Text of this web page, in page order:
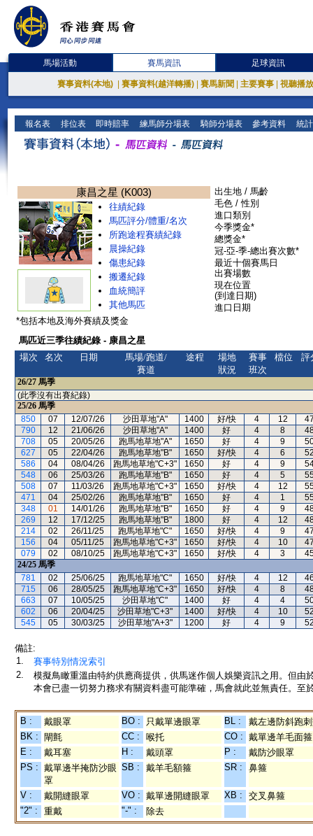
馬場活動 賽馬資訊 足球資訊
賽事資料(本地) 賽事資料(越洋轉播) 賽馬新聞 主要賽事 視聽播
報名表 排位表 即時賠率 練馬師分場表 騎師分場表 參考資料 統
康昌之星 (K003)
往績紀錄
馬匹評分/體重/名次
所跑途程賽績紀錄
晨操紀錄
傷患紀錄
搬遷紀錄
血統簡評
其他馬匹
出生地 / 馬齡
毛色 / 性別
進口類別
今季獎金*
總獎金*
冠-亞-季-總出賽次數*
最近十個賽馬日
出賽場數
現在位置
(到達日期)
進口日期
*包括本地及海外賽績及獎金
馬匹近三季往績紀錄 - 康昌之星
場次
名次 日期
馬場/跑道/
賽道
途程
場地
狀況
賽事
班次
檔位 評
26/27 馬季
(此季沒有出賽紀錄)
25/26 馬季
850
07 12/07/26 沙田草地"A" 1400 好/快 4 12
790
12 21/06/26 沙田草地"A" 1400 好 4 8
708
05 20/05/26 跑馬地草地"A" 1650 好 4 9
627
05 22/04/26 跑馬地草地"B" 1650 好/快 4 6
586
04 08/04/26 跑馬地草地"C+3" 1650 好 4 9
548
06 25/03/26 跑馬地草地"B" 1650 好 4 5
508
07 11/03/26 跑馬地草地"C+3" 1650 好/快 4 12
471
04 25/02/26 跑馬地草地"B" 1650 好 4 1
348
01 14/01/26 跑馬地草地"B" 1650 好 4 9
269
12 17/12/25 跑馬地草地"B" 1800 好 4 12
214
02 26/11/25 跑馬地草地"C" 1650 好/快 4 9
156
04 05/11/25 跑馬地草地"C+3" 1650 好/快 4 10
079
02 08/10/25 跑馬地草地"C+3" 1650 好/快 4 3
24/25 馬季
781
02 25/06/25 跑馬地草地"C" 1650 好/快 4 12
715
06 28/05/25 跑馬地草地"C+3" 1650 好/快 4 8
663
07 10/05/25 沙田草地"C" 1400 好 4 4
602
06 20/04/25 沙田草地"C+3" 1400 好/快 4 10
545
05 30/03/25 沙田草地"A+3" 1200 好 4 9
備註:
1.
賽事特別情況索引
2.
模擬鳥瞰重溫由特約供應商提供，供馬迷作個人娛樂資訊之用。但
本會已盡一切努力務求有關資料盡可能準確，馬會就此並無責任。至
B : 戴眼罩 BO : 只戴單邊眼罩 BL :
戴左邊防斜跑
BK :
閘氈 CC : 喉托 CO : 戴單邊羊毛面箍
E :
戴耳塞 H : 戴頭罩 P :
戴防沙眼罩
PS : 戴單邊半掩防沙眼
罩
SB : 戴羊毛額箍 SR : 鼻箍
V : 戴開縫眼罩 VO : 戴單邊開縫眼罩 XB :
交叉鼻箍
"2" :
重戴 "-" : 除去